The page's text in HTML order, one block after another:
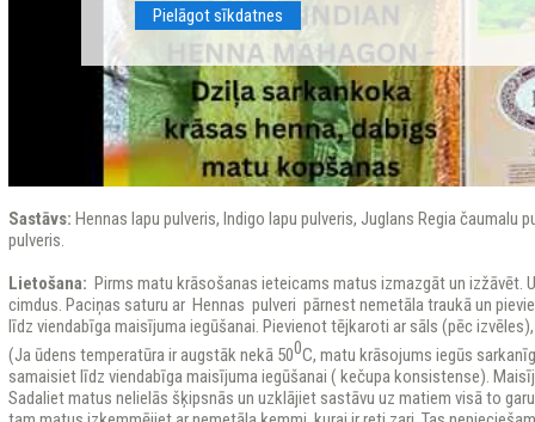
Pielāgot sīkdatnes
Sastāvs: Hennas lapu pulveris, Indigo lapu pulveris, Juglans Regia čaumalu
pulveris.
Lietošana: Pirms matu krāsošanas ieteicams matus izmazgāt un izžāvēt.
cimdus. Paciņas saturu ar Hennas pulveri pārnest nemetāla traukā un
līdz viendabīga maisījuma iegūšanai. Pievienot tējkaroti ar sāls (pēc
(Ja ūdens temperatūra ir augstāk nekā 500C, matu krāsojums iegūs
samaisiet līdz viendabīga maisījuma iegūšanai ( kečupa konsistense).
Sadaliet matus nelielās šķipsnās un uzklājiet sastāvu uz matiem visā to